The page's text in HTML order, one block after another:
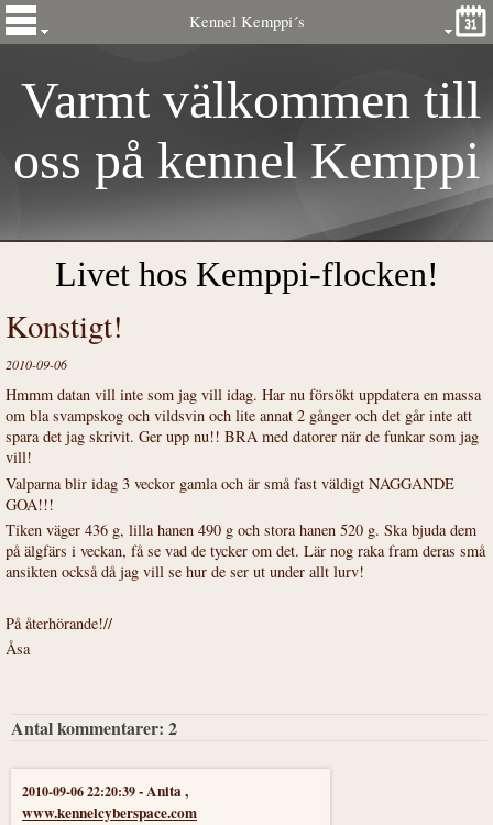
Kennel Kemppi´s
Varmt välkommen till
oss på kennel Kemppi
´s
Livet hos Kemppi-flocken!
Konstigt!
2010-09-06
Hmmm datan vill inte som jag vill idag. Har nu försökt uppdatera en massa
om bla svampskog och vildsvin och lite annat 2 gånger och det går inte att
spara det jag skrivit. Ger upp nu!! BRA med datorer när de funkar som jag
vill!
Valparna blir idag 3 veckor gamla och är små fast väldigt NAGGANDE
GOA!!!
Tiken väger 436 g, lilla hanen 490 g och stora hanen 520 g. Ska bjuda dem
på älgfärs i veckan, få se vad de tycker om det. Lär nog raka fram deras små
ansikten också då jag vill se hur de ser ut under allt lurv!
På återhörande!//
Åsa
Antal kommentarer: 2
2010-09-06 22:20:39-Anita,
www.kennelcyberspace.com